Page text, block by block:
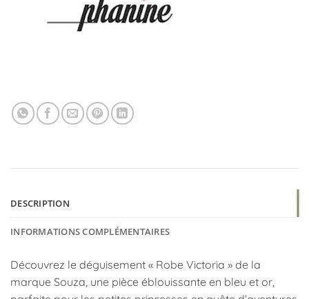
DESCRIPTION
INFORMATIONS COMPLÉMENTAIRES
Découvrez le déguisement « Robe Victoria » de la
marque Souza, une pièce éblouissante en bleu et or,